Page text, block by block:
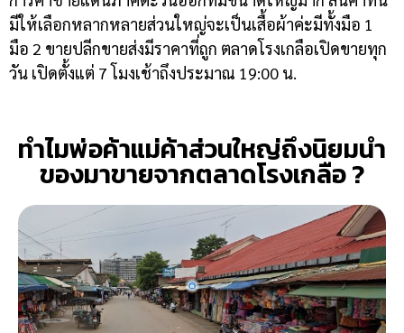
มีให้เลือกหลากหลายส่วนใหญ่จะเป็นเสื้อผ้าค่ะมีทั้งมือ 1
มือ 2 ขายปลีกขายส่งมีราคาที่ถูก ตลาดโรงเกลือเปิดขายทุก
วัน เปิดตั้งแต่ 7 โมงเช้าถึงประมาณ 19:00 น.
ทำไมพ่อค้าแม่ค้าส่วนใหญ่ถึงนิยมนำ
ของมาขายจากตลาดโรงเกลือ ?